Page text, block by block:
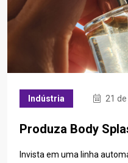
Indústria 21
Produza Body
Invista em uma linha